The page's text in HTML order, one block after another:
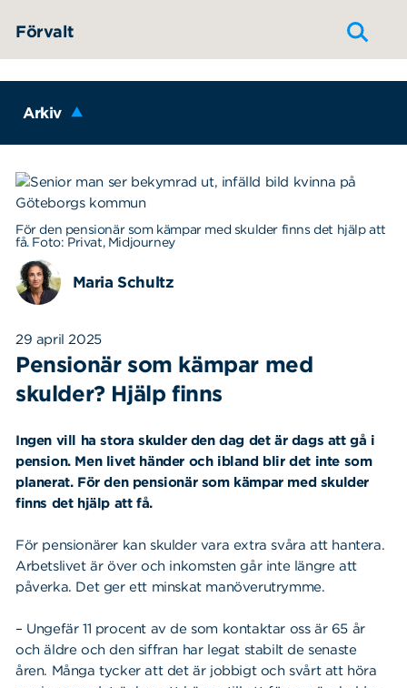
Förvalt
Arkiv
För den pensionär som kämpar med skulder finns det hjälp att
få. Foto: Privat, Midjourney
Maria Schultz
29 april 2025
Pensionär som kämpar med
skulder? Hjälp finns
Ingen vill ha stora skulder den dag det är dags att gå i
pension. Men livet händer och ibland blir det inte som
planerat. För den pensionär som kämpar med skulder
finns det hjälp att få.
För pensionärer kan skulder vara extra svåra att hantera.
Arbetslivet är över och inkomsten går inte längre att
påverka. Det ger ett minskat manöverutrymme.
– Ungefär 11 procent av de som kontaktar oss är 65 år
och äldre och den siffran har legat stabilt de senaste
åren. Många tycker att det är jobbigt och svårt att höra